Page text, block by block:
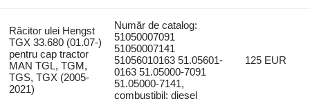
Răcitor ulei Hengst
TGX 33.680 (01.07-)
pentru cap tractor
MAN TGL, TGM,
TGS, TGX (2005-
2021)
Număr de catalog:
51050007091
51050007141
51056010163 51.05601-
0163 51.05000-7091
51.05000-7141,
combustibil: diesel
125 EUR